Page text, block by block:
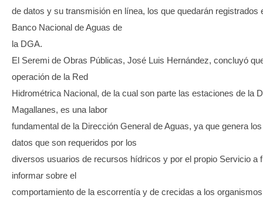
de datos y su transmisión en línea, los que quedarán registrados
Banco Nacional de Aguas de
la DGA.
El Seremi de Obras Públicas, José Luis Hernández, concluyó
operación de la Red
Hidrométrica Nacional, de la cual son parte las estaciones de la
Magallanes, es una labor
fundamental de la Dirección General de Aguas, ya que genera los
datos que son requeridos por los
diversos usuarios de recursos hídricos y por el propio Servicio a
informar sobre el
comportamiento de la escorrentía y de crecidas a los organismos